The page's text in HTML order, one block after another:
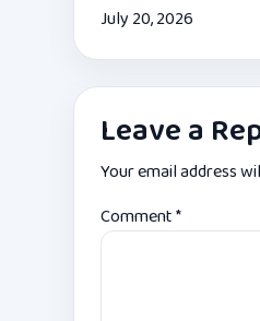
July 20, 2026
Leave a
Your email address
Comment*